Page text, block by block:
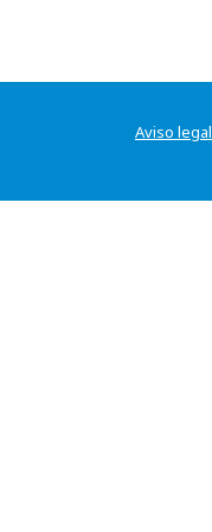
Aviso legal